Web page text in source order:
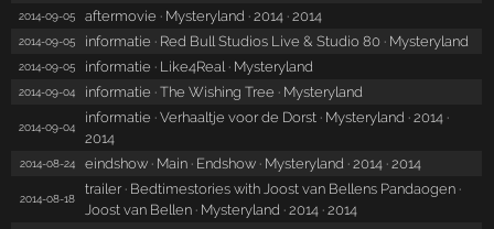
2014-09-05 aftermovie · Mysteryland · 2014 · 2014
2014-09-05 informatie · Red Bull Studios Live & Studio 80 · Mysteryland
2014-09-05 informatie · Like4Real · Mysteryland
2014-09-04 informatie · The Wishing Tree · Mysteryland
2014-09-04
informatie · Verhaaltje voor de Dorst · Mysteryland · 2014 ·
2014
2014-08-24 eindshow · Main · Endshow · Mysteryland · 2014 · 2014
2014-08-18
trailer · Bedtimestories with Joost van Bellens Pandaogen ·
Joost van Bellen · Mysteryland · 2014 · 2014